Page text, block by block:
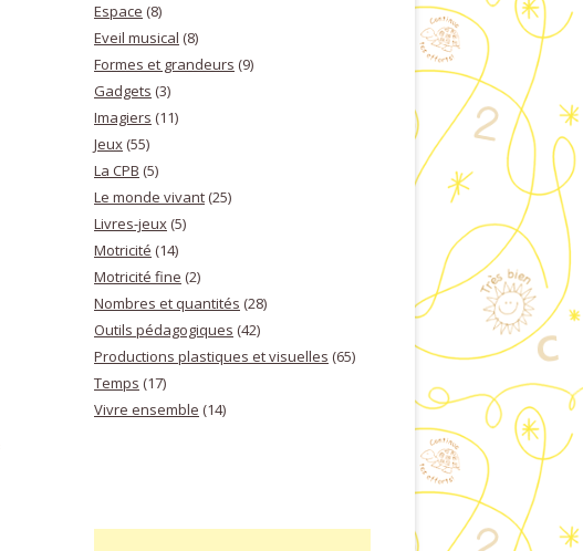
Espace (8)
Eveil musical (8)
Formes et grandeurs (9)
Gadgets (3)
Imagiers (11)
Jeux (55)
La CPB (5)
Le monde vivant (25)
Livres-jeux (5)
Motricité (14)
Motricité fine (2)
Nombres et quantités (28)
Outils pédagogiques (42)
Productions plastiques et visuelles (65)
Temps (17)
Vivre ensemble (14)